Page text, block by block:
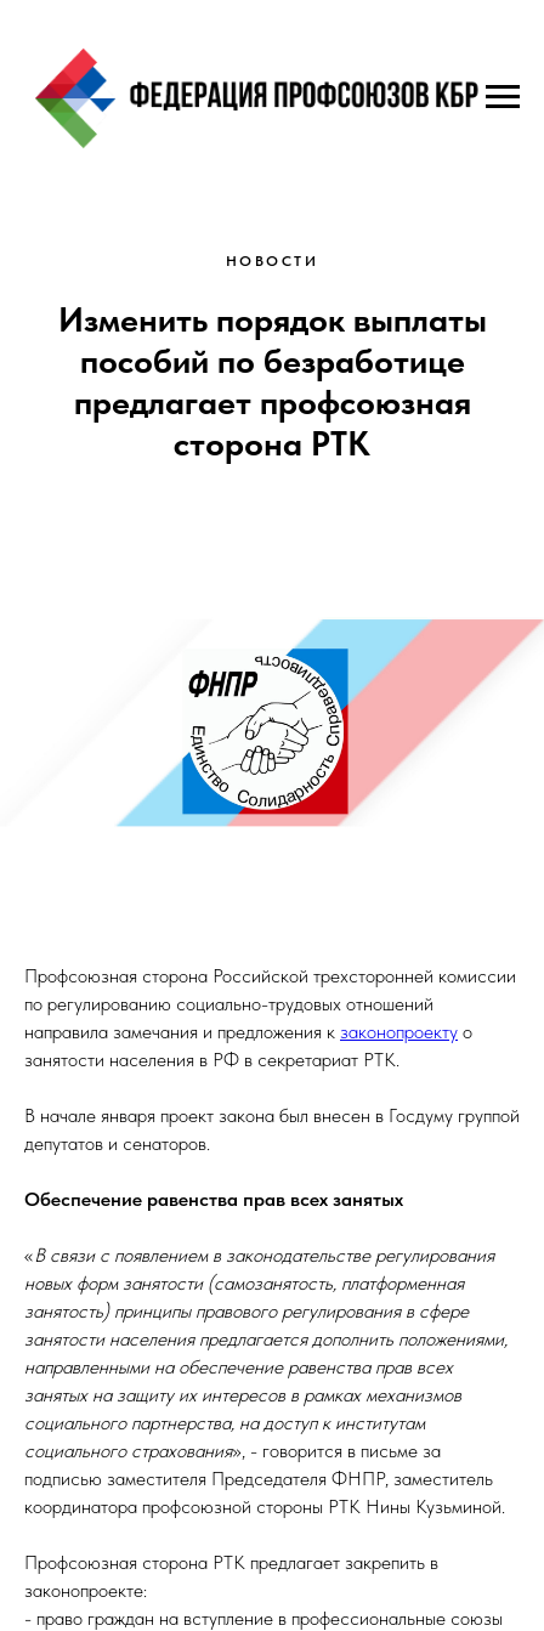
НОВОСТИ
Изменить порядок выплаты
пособий по безработице
предлагает профсоюзная
сторона РТК
Профсоюзная сторона Российской трехсторонней комиссии
по регулированию социально-трудовых отношений
направила замечания и предложения к законопроекту о
занятости населения в РФ в секретариат РТК.
В начале января проект закона был внесен в Госдуму группой
депутатов и сенаторов.
Обеспечение равенства прав всех занятых
«В связи с появлением в законодательстве регулирования
новых форм занятости (самозанятость, платформенная
занятость) принципы правового регулирования в сфере
занятости населения предлагается дополнить положениями,
направленными на обеспечение равенства прав всех
занятых на защиту их интересов в рамках механизмов
социального партнерства, на доступ к институтам
социального страхования», - говорится в письме за
подписью заместителя Председателя ФНПР, заместитель
координатора профсоюзной стороны РТК Нины Кузьминой.
Профсоюзная сторона РТК предлагает закрепить в
законопроекте:
- право граждан на вступление в профессиональные союзы